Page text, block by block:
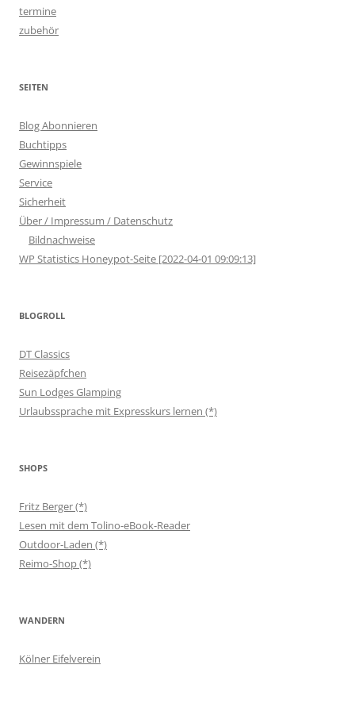
termine
zubehör
SEITEN
Blog Abonnieren
Buchtipps
Gewinnspiele
Service
Sicherheit
Über / Impressum / Datenschutz
Bildnachweise
WP Statistics Honeypot-Seite [2022-04-01 09:09:13]
BLOGROLL
DT Classics
Reisezäpfchen
Sun Lodges Glamping
Urlaubssprache mit Expresskurs lernen (*)
SHOPS
Fritz Berger (*)
Lesen mit dem Tolino-eBook-Reader
Outdoor-Laden (*)
Reimo-Shop (*)
WANDERN
Kölner Eifelverein